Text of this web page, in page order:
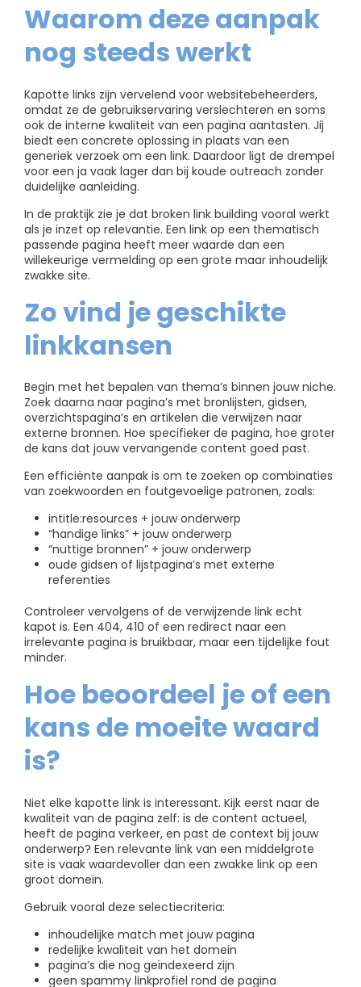
Waarom deze aanpak
nog steeds werkt
Kapotte links zijn vervelend voor websitebeheerders,
omdat ze de gebruikservaring verslechteren en soms
ook de interne kwaliteit van een pagina aantasten. Jij
biedt een concrete oplossing in plaats van een
generiek verzoek om een link. Daardoor ligt de drempel
voor een ja vaak lager dan bij koude outreach zonder
duidelijke aanleiding.
In de praktijk zie je dat broken link building vooral werkt
als je inzet op relevantie. Een link op een thematisch
passende pagina heeft meer waarde dan een
willekeurige vermelding op een grote maar inhoudelijk
zwakke site.
Zo vind je geschikte
linkkansen
Begin met het bepalen van thema’s binnen jouw niche.
Zoek daarna naar pagina’s met bronlijsten, gidsen,
overzichtspagina’s en artikelen die verwijzen naar
externe bronnen. Hoe specifieker de pagina, hoe groter
de kans dat jouw vervangende content goed past.
Een efficiënte aanpak is om te zoeken op combinaties
van zoekwoorden en foutgevoelige patronen, zoals:
intitle:resources + jouw onderwerp
“handige links” + jouw onderwerp
“nuttige bronnen” + jouw onderwerp
oude gidsen of lijstpagina’s met externe
referenties
Controleer vervolgens of de verwijzende link echt
kapot is. Een 404, 410 of een redirect naar een
irrelevante pagina is bruikbaar, maar een tijdelijke fout
minder.
Hoe beoordeel je of een
kans de moeite waard
is?
Niet elke kapotte link is interessant. Kijk eerst naar de
kwaliteit van de pagina zelf: is de content actueel,
heeft de pagina verkeer, en past de context bij jouw
onderwerp? Een relevante link van een middelgrote
site is vaak waardevoller dan een zwakke link op een
groot domein.
Gebruik vooral deze selectiecriteria:
inhoudelijke match met jouw pagina
redelijke kwaliteit van het domein
pagina’s die nog geïndexeerd zijn
geen spammy linkprofiel rond de pagina